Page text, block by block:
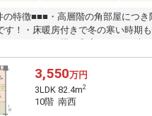
の特徴■■■・高層階の角部屋につき
す！・床暖房付きで冬の寒い時期も
！・リビング横に和室があり、続き
るスペースが確保できます！・
スペースがあるので、荷物が多く
す！・小中学校や保育園、公園が
りお子さまが大きくなっても暮らせ
周辺環境■■■・興文小学校…徒歩約
3,550万円
3LDK 82.4m2
10階 南西